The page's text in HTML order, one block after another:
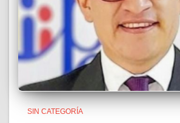
SIN CATEGORÍA